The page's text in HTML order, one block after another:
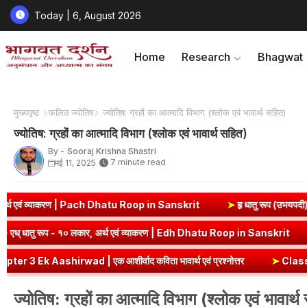
Today | 6, August 2026
Home Research Bhagwat
मुख्यपृष्ठ फलित ज्योतिष ज्योतिष: ग्रहों का आत्मादि विभाग (श्लोक एवं भावार्थ सहित)
ज्योतिष: ग्रहों का आत्मादि विभाग (श्लोक एवं भावार्थ सहित)
By - Sooraj Krishna Shastri
मई 11, 2025
7 minute read
Dhatu Roop in Sanskrit ➤हृ धातु रूप (उभयपदी) - १० लकार, अर्थ
Sanskrit ➤एध् धातु रूप - १० लकार, अर्थ एवं व्याकरण | Edh Dhatu
आशीर्वाद कविता भावार्थ एवं प्रश्नोत्तर ➤Class 8 Hindi Malhar
ज्योतिष: ग्रहों का आत्मादि विभाग (श्लोक एवं